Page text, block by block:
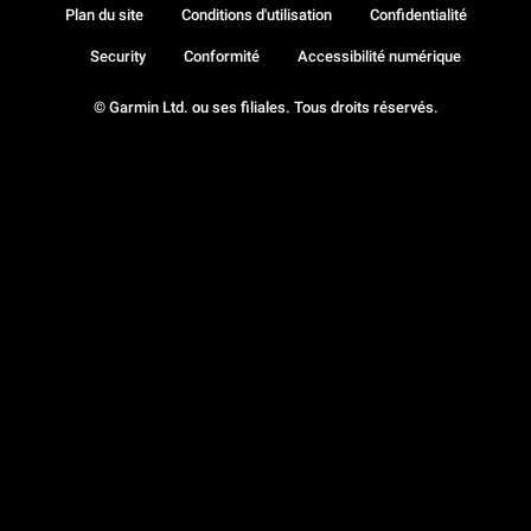
© Garmin Ltd. ou ses filiales. Tous droits réservés.
Plan du site Conditions d'utilisation Confidentialité
Security Conformité Accessibilité numérique